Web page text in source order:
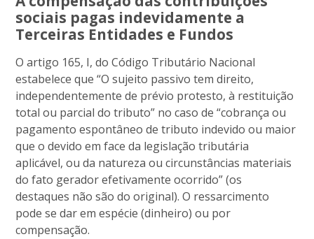
sociais pagas indevidamente a
Terceiras Entidades e Fundos
O artigo 165, I, do Código Tributário Nacional
estabelece que “O sujeito passivo tem direito,
independentemente de prévio protesto, à restituição
total ou parcial do tributo” no caso de “cobrança ou
pagamento espontâneo de tributo indevido ou maior
que o devido em face da legislação tributária
aplicável, ou da natureza ou circunstâncias materiais
do fato gerador efetivamente ocorrido” (os
destaques não são do original). O ressarcimento
pode se dar em espécie (dinheiro) ou por
compensação.